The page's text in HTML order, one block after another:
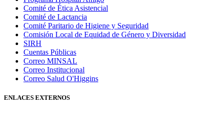
Comité de Ética Asistencial
Comité de Lactancia
Comité Paritario de Higiene y Seguridad
Comisión Local de Equidad de Género y Diversidad
SIRH
Cuentas Públicas
Correo MINSAL
Correo Institucional
Correo Salud O'Higgins
ENLACES EXTERNOS